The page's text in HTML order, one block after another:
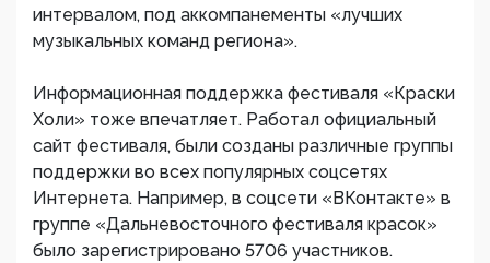
интервалом, под аккомпанементы «лучших
музыкальных команд региона».
Информационная поддержка фестиваля «Краски
Холи» тоже впечатляет. Работал официальный
сайт фестиваля, были созданы различные группы
поддержки во всех популярных соцсетях
Интернета. Например, в соцсети «ВКонтакте» в
группе «Дальневосточного фестиваля красок»
было зарегистрировано 5706 участников.